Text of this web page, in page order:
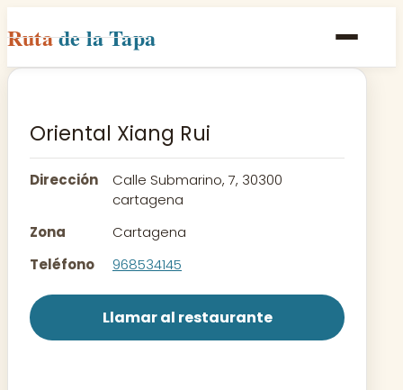
Rutade la Tapa
Inicio
Rutas
Contacto
Oriental Xiang Rui
Dirección
Calle Submarino, 7, 30300
cartagena
Zona
Cartagena
Teléfono
968534145
Llamar al restaurante